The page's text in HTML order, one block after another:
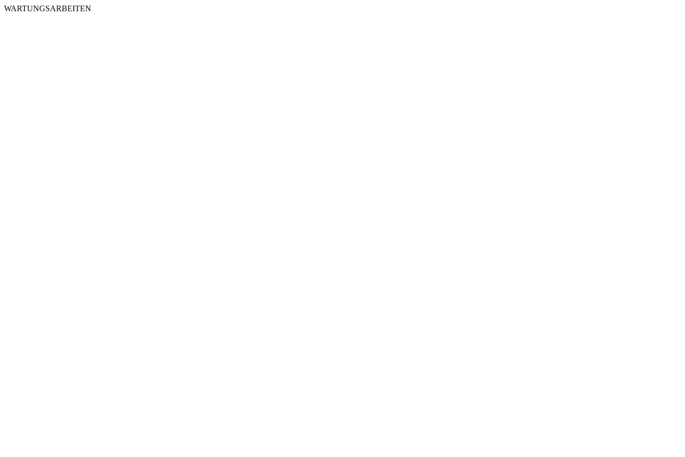
WARTUNGSARBEITEN